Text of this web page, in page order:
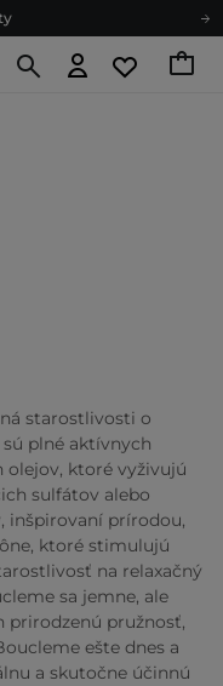
starostlivosti o
plné aktívnych
olejov, ktoré vyživujú
sulfátov alebo
inšpirovaní prírodou,
ktoré stimulujú
na relaxačný
sa jemne, ale
prirodzenú pružnosť,
ešte dnes a
a skutočne účinnú